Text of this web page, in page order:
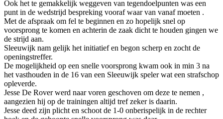
Ook het te gemakkelijk weggeven van tegendoelpunten was een
punt in de wedstrijd bespreking vooraf waar van vanaf moeten .
Met de afspraak om fel te beginnen en zo hopelijk snel op
voorsprong te komen en achterin de zaak dicht te houden gingen we
de strijd aan.
Sleeuwijk nam gelijk het initiatief en begon scherp en zocht de
openingstreffer.
De mogelijkheid op een snelle voorsprong kwam ook in min 3 na
het vasthouden in de 16 van een Sleeuwijk speler wat een strafschop
opleverde.
Jesse De Rover werd naar voren geschoven om deze te nemen ,
aangezien hij op de trainingen altijd tref zeker is daarin.
Jesse deed zijn plicht en schoot de 1-0 onberispelijk in de rechter